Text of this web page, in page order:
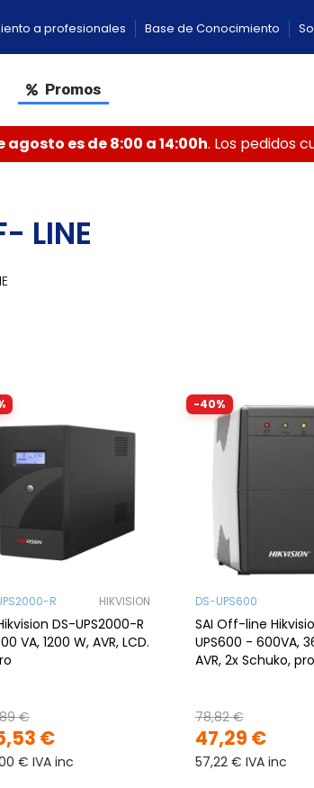
a profesionales Base de Conocimiento
Promos
agosto es de 8:00 a 14:00h. Los pedidos
LINE
R HIKVISION
DS-UPS2000-R
VA, 1200 W, AVR, LCD.
€
€
€ IVA inc
-40%
DS-UPS600
SAI Off-line
UPS600 - 600VA,
AVR, 2x Schuko,
47,29 €
78,82 €
57,22 € IVA inc